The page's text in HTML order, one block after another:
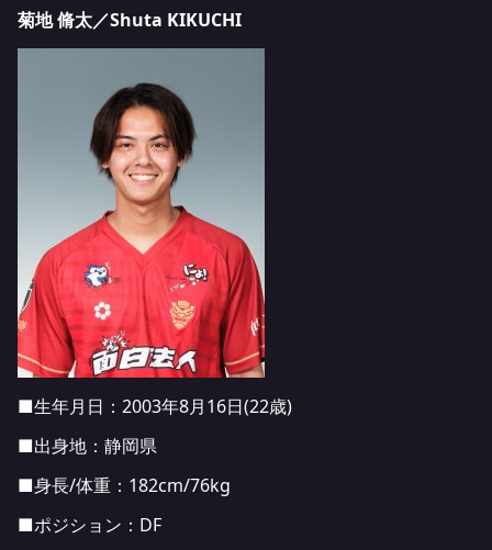
菊地 脩太／Shuta KIKUCHI
■生年月日：2003年8月16日(22歳)
■出身地：静岡県
■身長/体重：182cm/76kg
■ポジション：DF